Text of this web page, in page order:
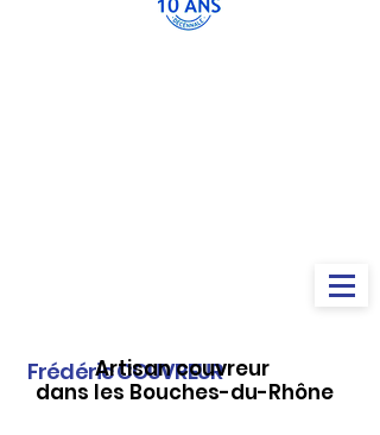
Frédéric COUVREUR
Artisan couvreur
dans les Bouches-du-Rhône